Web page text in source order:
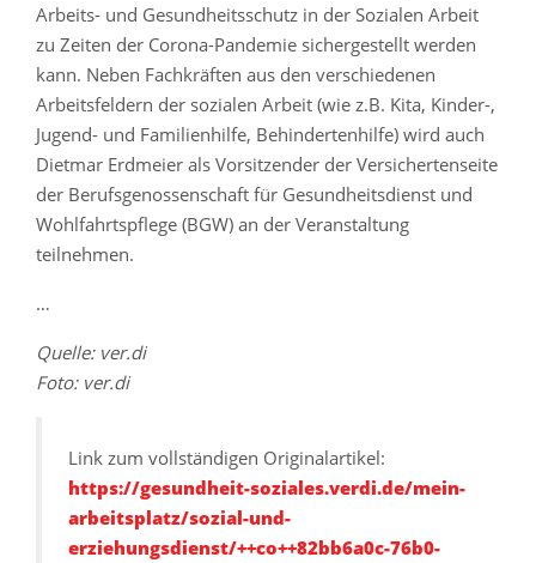
Arbeits- und Gesundheitsschutz in der Sozialen Arbeit
zu Zeiten der Corona-Pandemie sichergestellt werden
kann. Neben Fachkräften aus den verschiedenen
Arbeitsfeldern der sozialen Arbeit (wie z.B. Kita, Kinder-,
Jugend- und Familienhilfe, Behindertenhilfe) wird auch
Dietmar Erdmeier als Vorsitzender der Versichertenseite
der Berufsgenossenschaft für Gesundheitsdienst und
Wohlfahrtspflege (BGW) an der Veranstaltung
teilnehmen.
…
Quelle: ver.di
Foto: ver.di
Link zum vollständigen Originalartikel:
https://gesundheit-soziales.verdi.de/mein-
arbeitsplatz/sozial-und-
erziehungsdienst/++co++82bb6a0c-76b0-